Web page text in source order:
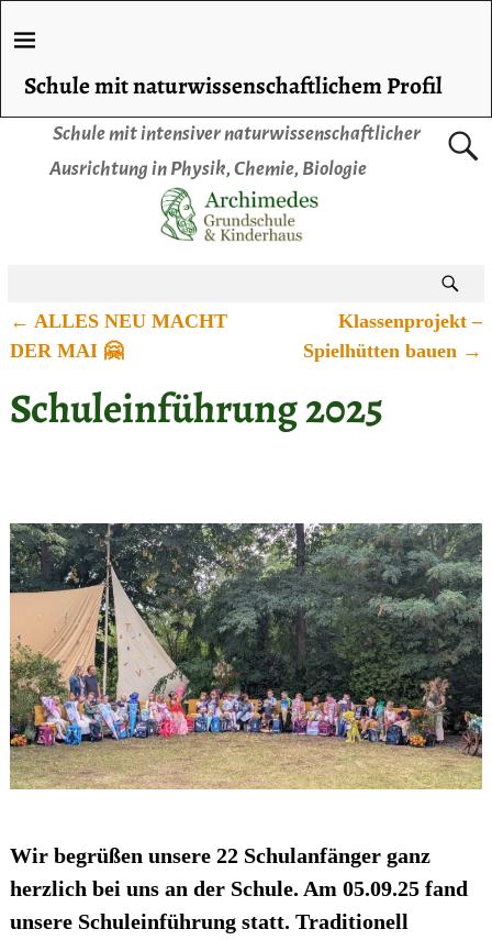
Schule mit intensiver naturwissenschaftlicher
Ausrichtung in Physik, Chemie, Biologie
Schule mit naturwissenschaftlichem Profil
Artikelnavigation
← ALLES NEU MACHT
DER MAI 🤗
Klassenprojekt –
Spielhütten bauen →
Schuleinführung 2025
Wir begrüßen unsere 22 Schulanfänger ganz
herzlich bei uns an der Schule. Am 05.09.25 fand
unsere Schuleinführung statt. Traditionell